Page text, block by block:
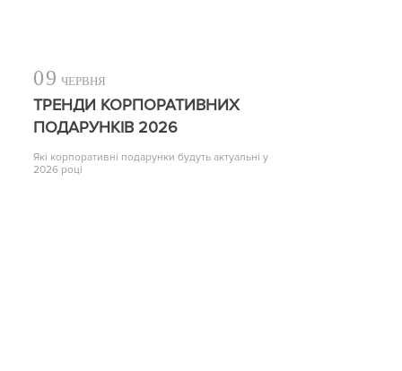
09 ЧЕРВНЯ
ТРЕНДИ КОРПОРАТИВНИХ
ПОДАРУНКІВ 2026
Які корпоративні подарунки будуть актуальні у
2026 році